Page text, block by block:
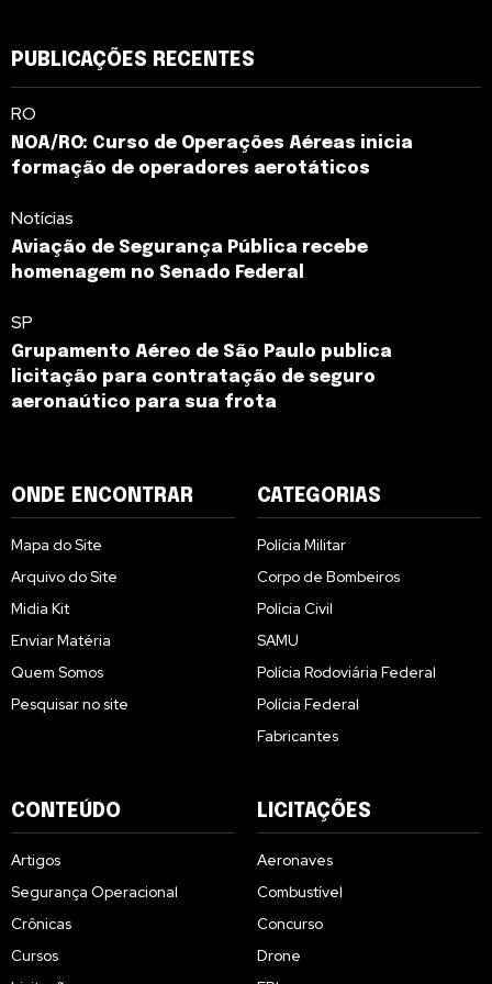
PUBLICAÇÕES RECENTES
RO
NOA/RO: Curso de Operações Aéreas inicia
formação de operadores aerotáticos
Notícias
Aviação de Segurança Pública recebe
homenagem no Senado Federal
SP
Grupamento Aéreo de São Paulo publica
licitação para contratação de seguro
aeronaútico para sua frota
ONDE ENCONTRAR
Mapa do Site
Arquivo do Site
Midia Kit
Enviar Matéria
Quem Somos
Pesquisar no site
CATEGORIAS
Polícia Militar
Corpo de Bombeiros
Polícia Civil
SAMU
Polícia Rodoviária Federal
Polícia Federal
Fabricantes
CONTEÚDO
Artigos
Segurança Operacional
Crônicas
Cursos
LICITAÇÕES
Aeronaves
Combustível
Concurso
Drone